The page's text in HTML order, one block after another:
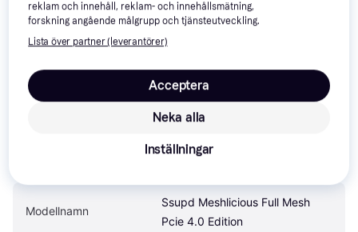
nu bland 2 jämförda butiker.
Jämför:
Ssupd Datorchassin
Modellnamn
Ssupd Meshlicious Full Mesh
Pcie 4.0 Edition
reklam och innehåll, reklam- och innehållsmätning,
forskning angående målgrupp och tjänsteutveckling.
Lista över partner (leverantörer)
Neka alla
Acceptera
Inställningar